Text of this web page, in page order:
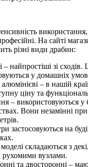
На сайті
різні види драбин:
– найпростіші зі
у домашніх
алюмінієві – в нашій
ціну та
– використовуються у
Вони незамінні
застосовуються на
складаються з
рухомими вузлами.
та двосторонні –